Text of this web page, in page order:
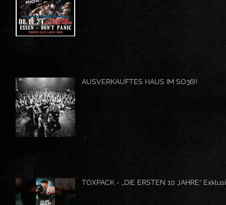
AUSVERKAUFTES HAUS IM SO36!!
TOXPACK - „DIE ERSTEN 10 JAHRE“